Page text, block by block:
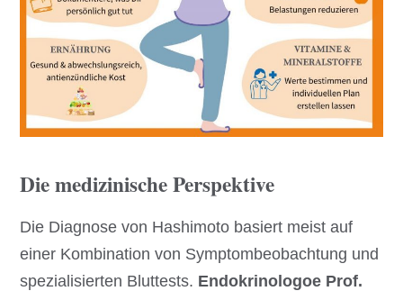
Die medizinische Perspektive
Die Diagnose von Hashimoto basiert meist auf
einer Kombination von Symptombeobachtung und
spezialisierten Bluttests. Endokrinologoe Prof.